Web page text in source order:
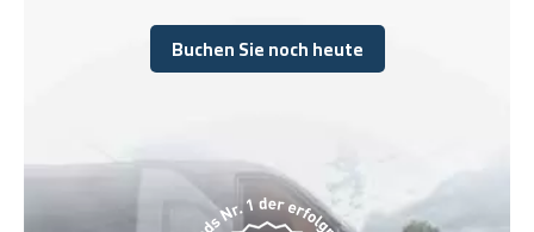
Buchen Sie noch heute
Buchen Sie noch heute